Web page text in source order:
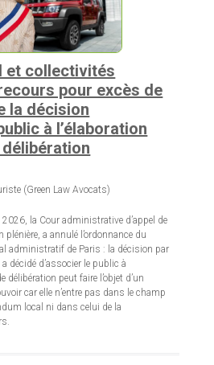
et collectivités
pour excès de
la décision
à l’élaboration
délibération
(Green Law Avocats)
la Cour administrative d’appel de
a annulé l’ordonnance du
administratif de Paris : la décision par
décidé d’associer le public à
délibération peut faire l’objet d’un
car elle n’entre pas dans le champ
local ni dans celui de la